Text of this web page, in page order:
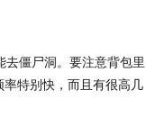
僵尸洞。要注意背包里
特别快，而且有很高几